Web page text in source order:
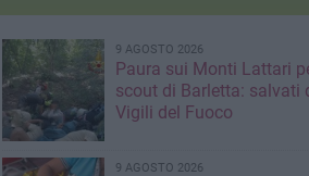
9 AGOSTO 2026
Paura sui Monti Lattari
scout di Barletta: salvati
Vigili del Fuoco
9 AGOSTO 2026